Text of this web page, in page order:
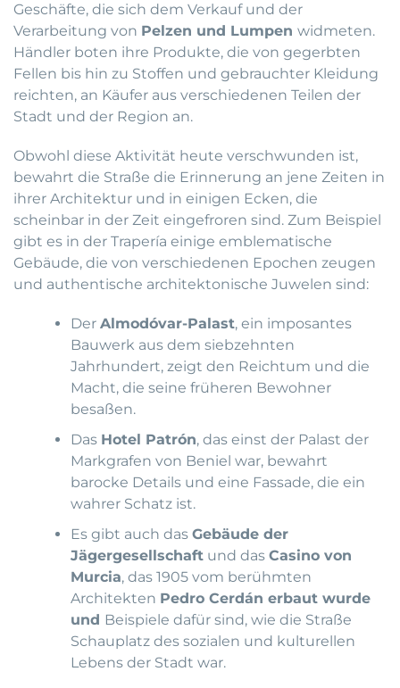
Geschäfte, die sich dem Verkauf und der
Verarbeitung von Pelzen und Lumpen widmeten.
Händler boten ihre Produkte, die von gegerbten
Fellen bis hin zu Stoffen und gebrauchter Kleidung
reichten, an Käufer aus verschiedenen Teilen der
Stadt und der Region an.
Obwohl diese Aktivität heute verschwunden ist,
bewahrt die Straße die Erinnerung an jene Zeiten in
ihrer Architektur und in einigen Ecken, die
scheinbar in der Zeit eingefroren sind. Zum Beispiel
gibt es in der Trapería einige emblematische
Gebäude, die von verschiedenen Epochen zeugen
und authentische architektonische Juwelen sind:
DerAlmodóvar-Palast, ein imposantes
Bauwerk aus dem siebzehnten
Jahrhundert, zeigt den Reichtum und die
Macht, die seine früheren Bewohner
besaßen.
Das Hotel Patrón, das einst der Palast der
Markgrafen von Beniel war, bewahrt
barocke Details und eine Fassade, die ein
wahrer Schatz ist.
Es gibt auch dasGebäude der
Jägergesellschaft und dasCasino von
Murcia, das 1905 vom berühmten
Architekten Pedro Cerdán erbaut wurde
und Beispiele dafür sind, wie die Straße
Schauplatz des sozialen und kulturellen
Lebens der Stadt war.